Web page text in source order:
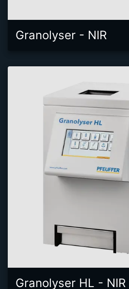
Granolyser - NIR
Granolyser HL - NIR